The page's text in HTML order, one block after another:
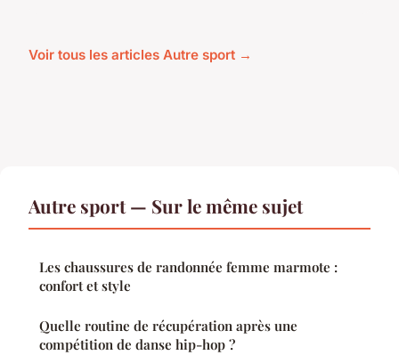
Voir tous les articles Autre sport →
Autre sport — Sur le même sujet
Les chaussures de randonnée femme marmote :
confort et style
Quelle routine de récupération après une
compétition de danse hip-hop ?